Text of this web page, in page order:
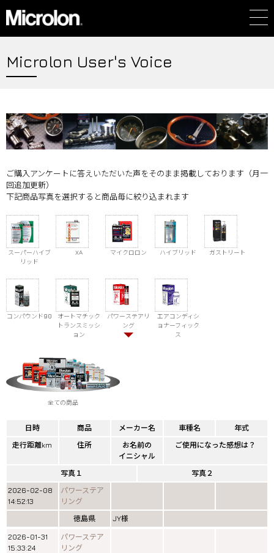
Microlon User's Voice
ご購入アンケートに答えいただいた声をそのまま掲載しております（月一
回追加更新）
下記商品写真を選択すると商品毎に絞り込まれます
スーパーハイブ
リッド
XA マイクロロン ハイブリッド ガストリート
コンパウンド90
オートマチック
トランスミッシ
ョン
パワーステアリ
ング
エアコンディシ
ョナーフィック
ス
全ての商品
日時 商品 メーカー名 車種名
年式
走行距離km
住所
お名前の
イニシャル
ご使用になった感想は？
写真１
写真２
2026-02-08
14:52:13
パワーステア
リング
徳島県
JY様
2026-01-31
15:33:24
パワーステア
リング